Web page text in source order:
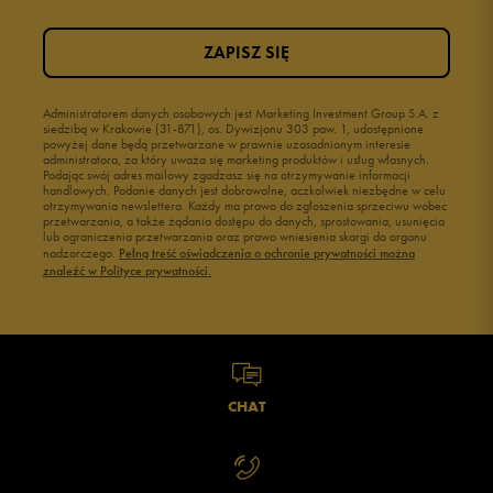
Administratorem danych osobowych jest Marketing Investment Group S.A. z
siedzibą w Krakowie (31-871), os. Dywizjonu 303 paw. 1, udostępnione
powyżej dane będą przetwarzane w prawnie uzasadnionym interesie
administratora, za który uważa się marketing produktów i usług własnych.
Podając swój adres mailowy zgadzasz się na otrzymywanie informacji
handlowych. Podanie danych jest dobrowolne, aczkolwiek niezbędne w celu
otrzymywania newslettera. Każdy ma prawo do zgłoszenia sprzeciwu wobec
przetwarzania, a także żądania dostępu do danych, sprostowania, usunięcia
lub ograniczenia przetwarzania oraz prawo wniesienia skargi do organu
nadzorczego. Pełną treść oświadczenia o ochronie prywatności można
znaleźć w Polityce prywatności.
ZAPISZ SIĘ
CHAT